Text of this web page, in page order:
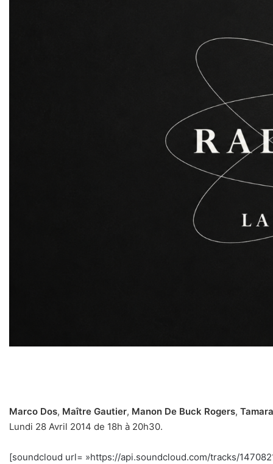
Marco Dos, Maître Gautier, Manon De Buck Rogers,
Lundi 28 Avril 2014 de 18h à 20h30.
[soundcloud url= »https://api.soundcloud.com/tracks/